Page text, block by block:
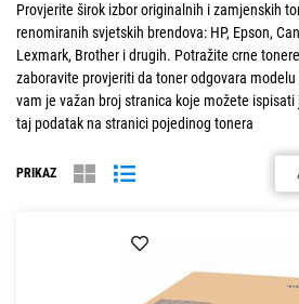
Provjerite širok izbor originalnih i zamjenskih
renomiranih svjetskih brendova: HP, Epson,
Lexmark, Brother i drugih. Potražite crne
zaboravite provjeriti da toner odgovara
vam je važan broj stranica koje možete
taj podatak na stranici pojedinog tonera
PRIKAZ